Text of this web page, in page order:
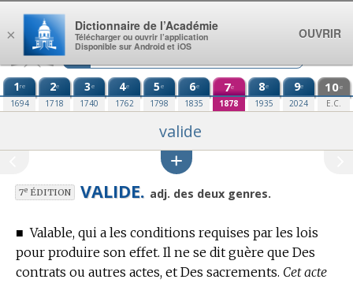
Aller au contenu
1re
1694
2e
1718
3e
1740
4e
1762
5e
1798
6e
1835
7e
1878
8e
1935
9e
2024
10e
E.C.
valide
7eÉDITION VALIDE. adj. des deux genres.
■Valable, qui a les conditions requises par les lois
pour produire son effet. Il ne se dit guère que Des
contrats ou autres actes, et Des sacrements. Cet acte
×
Dictionnaire de l’Académie
Télécharger ou ouvrir l’application
Disponible sur Android et iOS
OUVRIR